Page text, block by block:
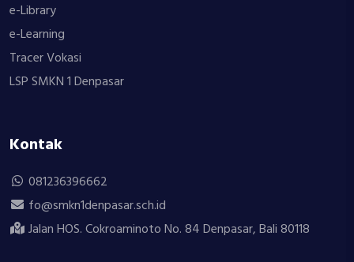
e-Library
e-Learning
Tracer Vokasi
LSP SMKN 1 Denpasar
Kontak
081236396662
fo@smkn1denpasar.sch.id
Jalan HOS. Cokroaminoto No. 84 Denpasar, Bali 80118